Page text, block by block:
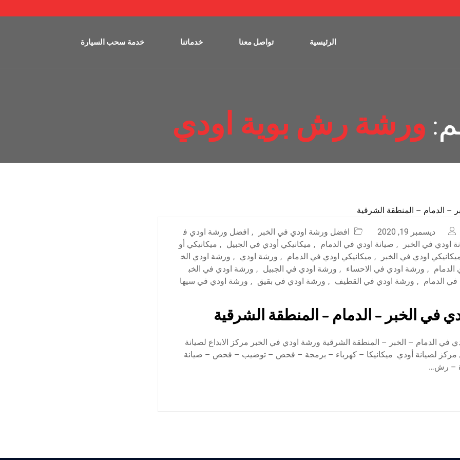
الرئيسية تواصل معنا خدماتنا خدمة سحب السيارة
ورشة رش بوية اودي
ديسمبر 19, 2020 افضل ورشة اودي في الخبر , افضل ورشة اودي ف
اودي في الخبر
, صيانة اودي في الدمام , ميكانيكي أودي في الجبيل , ميكانيكي أو
اودي في الخبر
, ميكانيكي اودي في الدمام , ورشة اودي , ورشة اودي الخ
, ورشة اودي في الاحساء , ورشة اودي في الجبيل , ورشة اودي في الخب
الدمام , ورشة اودي في القطيف , ورشة اودي في بقيق , ورشة اودي في سيها
في الخبر – الدمام – المنطقة الشرقية
في الدمام – الخبر – المنطقة الشرقية ورشة اودي في الخبر مركز الابداع لصيانة
مركز لصيانة أودي ميكانيكا – كهرباء – برمجة – فحص – توضيب – فحص – صيانة
– رش…